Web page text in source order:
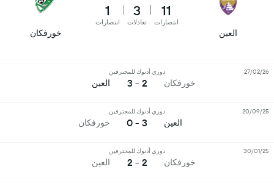
العين
11
انتصارات
3
تعادلات
1
انتصارات
خورفكان
خورفكان
دوري أدنوك للمحترفين
2 - 3 العين
27/02/26
العين
دوري أدنوك للمحترفين
3 - 0 خورفكان
20/09/25
خورفكان
دوري أدنوك للمحترفين
2 - 2 العين
30/01/25